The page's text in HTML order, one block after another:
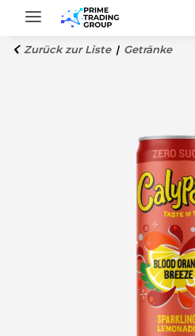
Zurück zur Liste Getränke